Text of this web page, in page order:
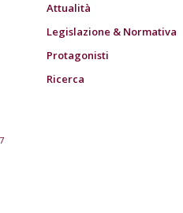
Attualità
Legislazione & Normativa
Protagonisti
Ricerca